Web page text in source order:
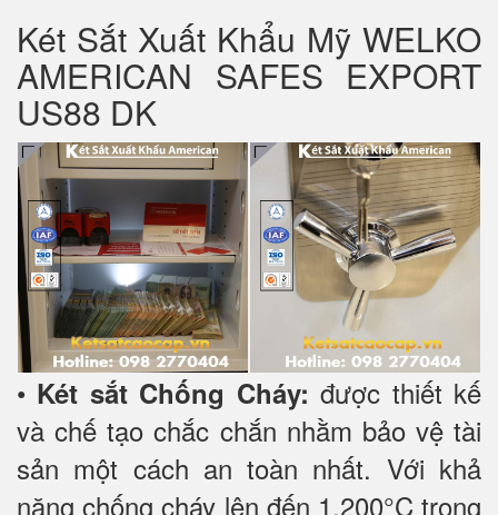
Két Sắt Xuất Khẩu Mỹ WELKO
AMERICAN SAFES EXPORT
US88 DK
• Két sắt Chống Cháy: được thiết kế
và chế tạo chắc chắn nhằm bảo vệ tài
sản một cách an toàn nhất. Với khả
năng chống cháy lên đến 1.200°C trong